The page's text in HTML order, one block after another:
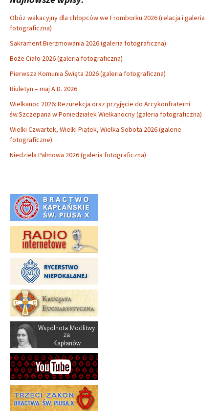
Obóz wakacyjny dla chłopców we Fromborku 2026 (relacja i galeria
fotograficzna)
Sakrament Bierzmowania 2026 (galeria fotograficzna)
Boże Ciało 2026 (galeria fotograficzna)
Pierwsza Komunia Święta 2026 (galeria fotograficzna)
Biuletyn – maj A.D. 2026
Wielkanoc 2026: Rezurekcja oraz przyjęcie do Arcykonfraterni
św.Szczepana w Poniedziałek Wielkanocny (galeria fotograficzna)
Wielki Czwartek, Wielki Piątek, Wielka Sobota 2026 (galerie
fotograficzne)
Niedziela Palmowa 2026 (galeria fotograficzna)